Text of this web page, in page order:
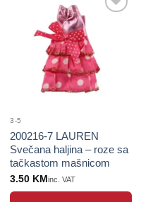
3-5
200216-7 LAUREN
Svečana haljina – roze sa
tačkastom mašnicom
(DOLL COLLECTION)
3.50 KMinc. VAT